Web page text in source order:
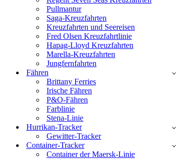
Pullmantur
Saga-Kreuzfahrten
Kreuzfahrten und Seereisen
Fred Olsen Kreuzfahrtlinie
Hapag-Lloyd Kreuzfahrten
Marella-Kreuzfahrten
Jungfernfahrten
Fähren
Brittany Ferries
Irische Fähren
P&O-Fähren
Farblinie
Stena-Linie
Hurrikan-Tracker
Gewitter-Tracker
Container-Tracker
Container der Maersk-Linie